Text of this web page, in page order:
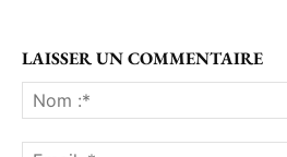
LAISSER UN COMMENTAIRE